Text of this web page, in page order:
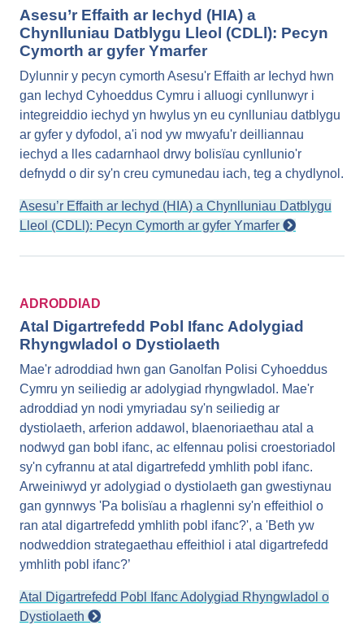
Asesu’r Effaith ar Iechyd (HIA) a
Chynlluniau Datblygu Lleol (CDLl): Pecyn
Cymorth ar gyfer Ymarfer
Dylunnir y pecyn cymorth Asesu'r Effaith ar Iechyd hwn
gan Iechyd Cyhoeddus Cymru i alluogi cynllunwyr i
integreiddio iechyd yn hwylus yn eu cynlluniau datblygu
ar gyfer y dyfodol, a'i nod yw mwyafu'r deilliannau
iechyd a lles cadarnhaol drwy bolisïau cynllunio'r
defnydd o dir sy'n creu cymunedau iach, teg a chydlynol.
Asesu’r Effaith ar Iechyd (HIA) a Chynlluniau Datblygu
Lleol (CDLl): Pecyn Cymorth ar gyfer Ymarfer
ADRODDIAD
Atal Digartrefedd Pobl Ifanc Adolygiad
Rhyngwladol o Dystiolaeth
Mae'r adroddiad hwn gan Ganolfan Polisi Cyhoeddus
Cymru yn seiliedig ar adolygiad rhyngwladol. Mae'r
adroddiad yn nodi ymyriadau sy'n seiliedig ar
dystiolaeth, arferion addawol, blaenoriaethau atal a
nodwyd gan bobl ifanc, ac elfennau polisi croestoriadol
sy'n cyfrannu at atal digartrefedd ymhlith pobl ifanc.
Arweiniwyd yr adolygiad o dystiolaeth gan gwestiynau
gan gynnwys 'Pa bolisïau a rhaglenni sy'n effeithiol o
ran atal digartrefedd ymhlith pobl ifanc?', a 'Beth yw
nodweddion strategaethau effeithiol i atal digartrefedd
ymhlith pobl ifanc?’
Atal Digartrefedd Pobl Ifanc Adolygiad Rhyngwladol o
Dystiolaeth